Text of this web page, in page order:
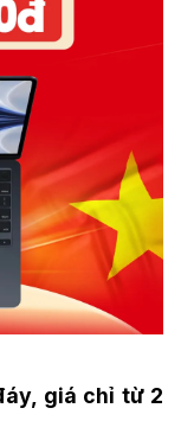
giá chỉ từ 2